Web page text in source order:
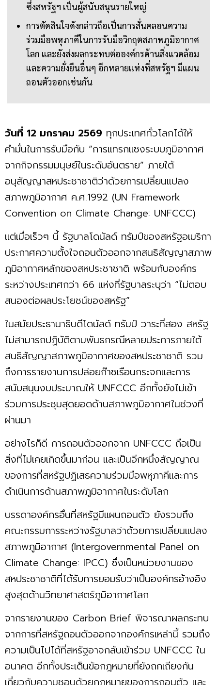
ซึ่งสหรัฐฯ เป็นผู้สนับสนุนรายใหญ่
การตัดสินใจดังกล่าวถือเป็นการสั่นคลอนความ
ร่วมมือพหุภาคีในการรับมือวิกฤตสภาพภูมิอากาศ
โลก และยังส่งผลกระทบต่อองค์กรด้านสิ่งแวดล้อม
และความยั่งยืนอื่นๆ อีกหลายแห่งที่สหรัฐฯ มีแผน
ถอนตัวออกเช่นกัน
วันที่ 12 มกราคม 2569 ทุกประเทศทั่วโลกได้ให้
คำมั่นในการรับมือกับ “การแทรกแซงระบบภูมิอากาศ
จากกิจกรรมมนุษย์ในระดับอันตราย” ภายใต้
อนุสัญญาสหประชาชาติว่าด้วยการเปลี่ยนแปลง
สภาพภูมิอากาศ ค.ศ.1992 (UN Framework
Convention on Climate Change: UNFCCC)
แต่เมื่อเร็วๆ นี้ รัฐบาลโดนัลด์ ทรัมป์ของสหรัฐอเมริกา
ประกาศความตั้งใจถอนตัวออกจากสนธิสัญญาสภาพ
ภูมิอากาศหลักของสหประชาชาติ พร้อมกับองค์กร
ระหว่างประเทศกว่า 66 แห่งที่รัฐบาลระบุว่า “ไม่ตอบ
สนองต่อผลประโยชน์ของสหรัฐ”
ในสมัยประธานาธิบดีโดนัลด์ ทรัมป์ วาระที่สอง สหรัฐ
ไม่สามารถปฏิบัติตามพันธกรณีหลายประการภายใต้
สนธิสัญญาสภาพภูมิอากาศของสหประชาชาติ รวม
ถึงการรายงานการปล่อยก๊าซเรือนกระจกและการ
สนับสนุนงบประมาณให้ UNFCCC อีกทั้งยังไม่เข้า
ร่วมการประชุมสุดยอดด้านสภาพภูมิอากาศในช่วงที่
ผ่านมา
อย่างไรก็ดี การถอนตัวออกจาก UNFCCC ถือเป็น
สิ่งที่ไม่เคยเกิดขึ้นมาก่อน และเป็นอีกหนึ่งสัญญาณ
ของการที่สหรัฐปฏิเสธความร่วมมือพหุภาคีและการ
ดำเนินการด้านสภาพภูมิอากาศในระดับโลก
บรรดาองค์กรอื่นที่สหรัฐมีแผนถอนตัว ยังรวมถึง
คณะกรรมการระหว่างรัฐบาลว่าด้วยการเปลี่ยนแปลง
สภาพภูมิอากาศ (Intergovernmental Panel on
Climate Change: IPCC) ซึ่งเป็นหน่วยงานของ
สหประชาชาติที่ได้รับการยอมรับว่าเป็นองค์กรอ้างอิง
สูงสุดด้านวิทยาศาสตร์ภูมิอากาศโลก
จากรายงานของ Carbon Brief พิจารณาผลกระทบ
จากการที่สหรัฐถอนตัวออกจากองค์กรเหล่านี้ รวมถึง
ความเป็นไปได้ที่สหรัฐอาจกลับเข้าร่วม UNFCCC ใน
อนาคต อีกทั้งประเด็นข้อกฎหมายที่ยังถกเถียงกัน
เกี่ยวกับความชอบด้วยกฎหมายของการถอนตัว และ